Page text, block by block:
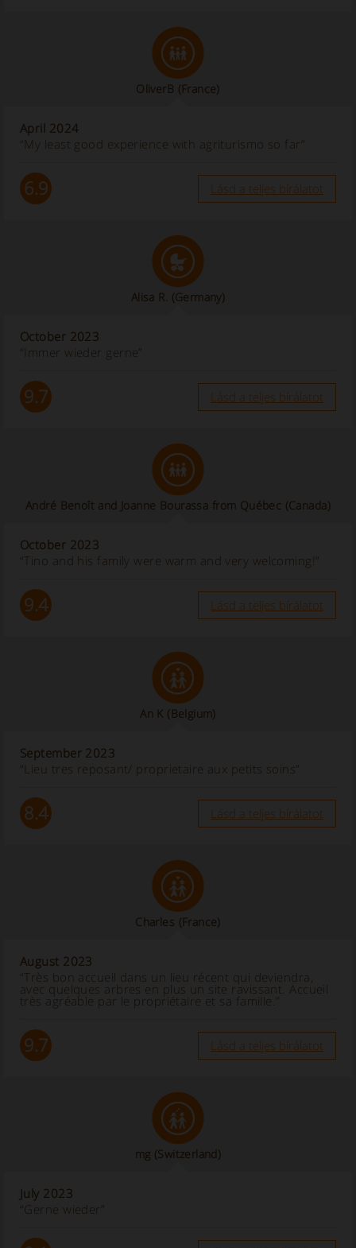
OliverB (France)
April 2024
“My least good experience with agriturismo so far”
6.9 Lásd a teljes bírálatot
Alisa R. (Germany)
October 2023
“Immer wieder gerne”
9.7 Lásd a teljes bírálatot
André Benoît and Joanne Bourassa from Québec (Canada)
October 2023
“Tino and his family were warm and very welcoming!”
9.4 Lásd a teljes bírálatot
An K (Belgium)
September 2023
“Lieu tres reposant/ proprietaire aux petits soins”
8.4 Lásd a teljes bírálatot
Charles (France)
August 2023
“Très bon accueil dans un lieu récent qui deviendra,
avec quelques arbres en plus un site ravissant. Accueil
très agréable par le propriétaire et sa famille.”
9.7 Lásd a teljes bírálatot
mg (Switzerland)
July 2023
“Gerne wieder”